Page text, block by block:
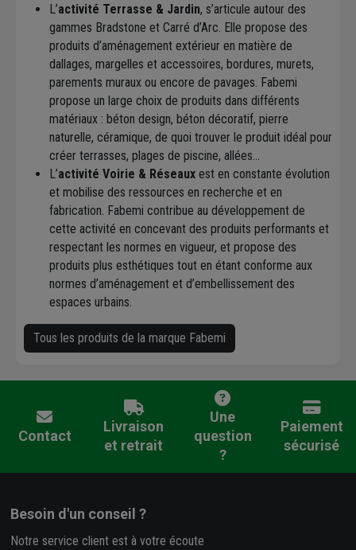
L’activité Terrasse & Jardin, s’articule autour des
gammes Bradstone et Carré d’Arc. Elle propose des
produits d’aménagement extérieur en matière de
dallages, margelles et accessoires, bordures, murets,
parements muraux ou encore de pavages. Fabemi
propose un large choix de produits dans différents
matériaux : béton design, béton décoratif, pierre
naturelle, céramique, de quoi trouver le produit idéal pour
créer terrasses, plages de piscine, allées…
L’activité Voirie & Réseaux est en constante évolution
et mobilise des ressources en recherche et en
fabrication. Fabemi contribue au développement de
cette activité en concevant des produits performants et
respectant les normes en vigueur, et propose des
produits plus esthétiques tout en étant conforme aux
normes d’aménagement et d’embellissement des
espaces urbains.
Tous les produits de la marque Fabemi
Contact
Livraison
et retrait
Une
question
?
Paiement
sécurisé
Besoin d'un conseil ?
Notre service client est à votre écoute